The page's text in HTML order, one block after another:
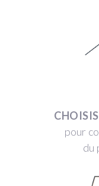
pour
du